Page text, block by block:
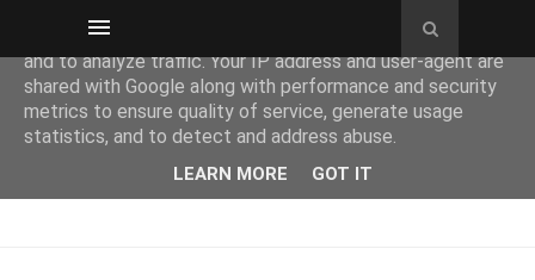
This site uses cookies from Google to deliver its services
and to analyze traffic. Your IP address and user-agent are
shared with Google along with performance and security
metrics to ensure quality of service, generate usage
statistics, and to detect and address abuse.
LEARN MORE GOT IT